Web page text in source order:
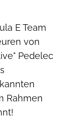
E Team
von
Pedelec
Rahmen